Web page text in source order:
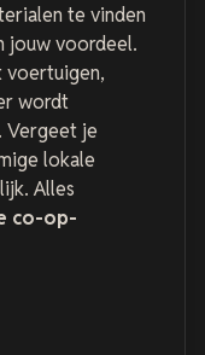
te vinden
jouw voordeel.
voertuigen,
wordt
Vergeet je
lokale
Alles
co-op-